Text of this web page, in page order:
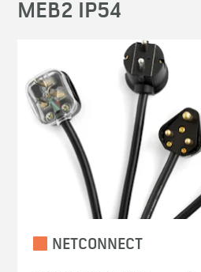
MEB2 IP54
NETCONNECT